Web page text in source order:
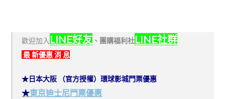
歡迎加入 LINE好友 、 團購福利社LINE社群
最 新優惠 消 息
★日本大阪 （官方授權）環球影城門票優惠
★東京迪士尼門票優惠